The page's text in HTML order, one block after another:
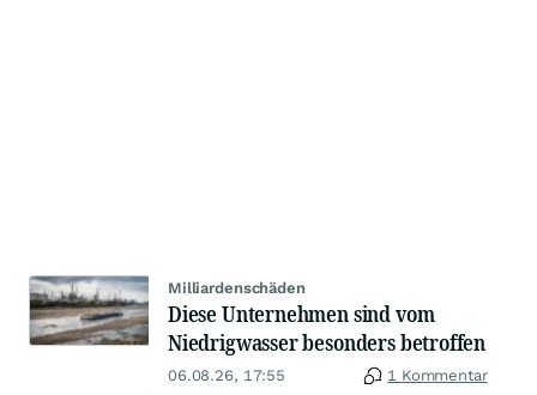
Milliardenschäden
Diese Unternehmen sind vom
Niedrigwasser besonders betroffen
06.08.26, 17:55 1 Kommentar